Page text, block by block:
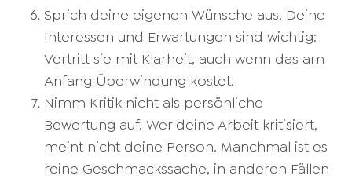
Sprich deine eigenen Wünsche aus. Deine
Interessen und Erwartungen sind wichtig:
Vertritt sie mit Klarheit, auch wenn das am
Anfang Überwindung kostet.
Nimm Kritik nicht als persönliche
Bewertung auf. Wer deine Arbeit kritisiert,
meint nicht deine Person. Manchmal ist es
reine Geschmackssache, in anderen Fällen